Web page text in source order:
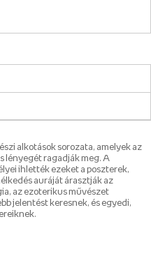
alkotások sorozata, amelyek az
lényegét ragadják meg. A
ihlették ezeket a poszterek,
auráját árasztják az
az ezoterikus művészet
jelentést keresnek, és egyedi,